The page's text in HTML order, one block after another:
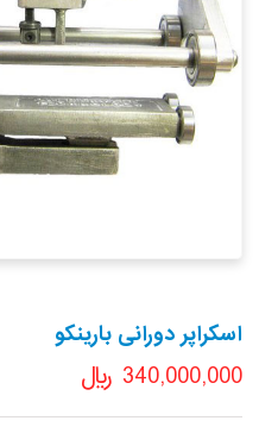
اسکراپر دورانی بارینکو
﷼ 340,000,000